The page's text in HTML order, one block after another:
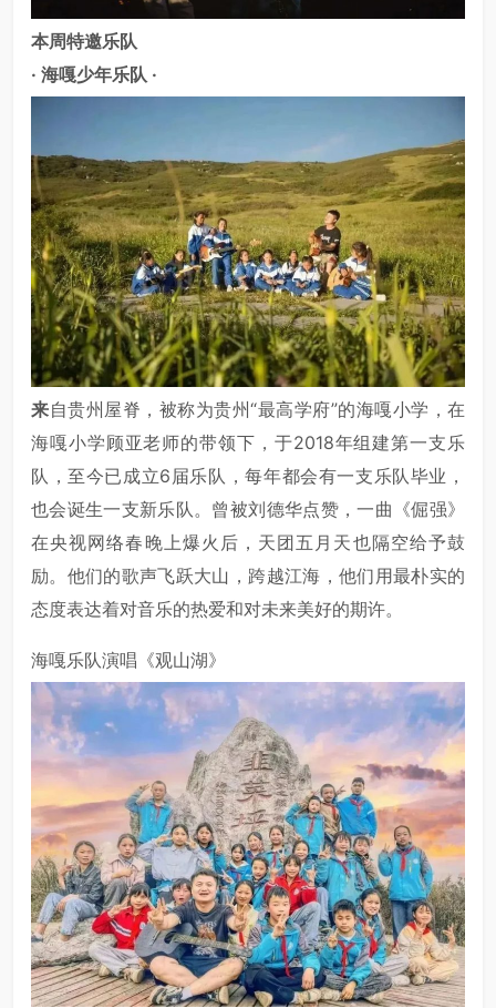
本周特邀乐队
· 海嘎少年乐队 ·
来自贵州屋脊，被称为贵州“最高学府”的海嘎小学，在
海嘎小学顾亚老师的带领下，于2018年组建第一支乐
队，至今已成立6届乐队，每年都会有一支乐队毕业，
也会诞生一支新乐队。曾被刘德华点赞，一曲《倔强》
在央视网络春晚上爆火后，天团五月天也隔空给予鼓
励。他们的歌声飞跃大山，跨越江海，他们用最朴实的
态度表达着对音乐的热爱和对未来美好的期许。
海嘎乐队演唱《观山湖》